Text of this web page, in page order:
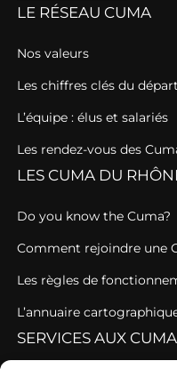
LE RÉSEAU CUMA
Nos valeurs
Les chiffres clés du
L’équipe : élus et salariés
Les rendez-vous des
LES CUMA DU
Do you know the Cuma?
Comment rejoindre une
Les règles de
L’annuaire
SERVICES AUX CUMA